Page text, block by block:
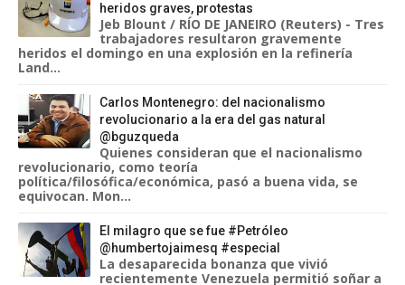
heridos graves, protestas
Jeb Blount / RÍO DE JANEIRO (Reuters) - Tres
trabajadores resultaron gravemente
heridos el domingo en una explosión en la refinería
Land...
Carlos Montenegro: del nacionalismo
revolucionario a la era del gas natural
@bguzqueda
Quienes consideran que el nacionalismo
revolucionario, como teoría
política/filosófica/económica, pasó a buena vida, se
equivocan. Mon...
El milagro que se fue #Petróleo
@humbertojaimesq #especial
La desaparecida bonanza que vivió
recientemente Venezuela permitió soñar a